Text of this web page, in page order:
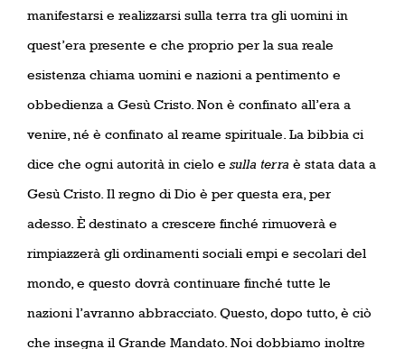
manifestarsi e realizzarsi sulla terra tra gli uomini in
quest’era presente e che proprio per la sua reale
esistenza chiama uomini e nazioni a pentimento e
obbedienza a Gesù Cristo. Non è confinato all’era a
venire, né è confinato al reame spirituale. La bibbia ci
dice che ogni autorità in cielo e sulla terra è stata data a
Gesù Cristo. Il regno di Dio è per questa era, per
adesso. È destinato a crescere finché rimuoverà e
rimpiazzerà gli ordinamenti sociali empi e secolari del
mondo, e questo dovrà continuare finché tutte le
nazioni l’avranno abbracciato. Questo, dopo tutto, è ciò
che insegna il Grande Mandato. Noi dobbiamo inoltre